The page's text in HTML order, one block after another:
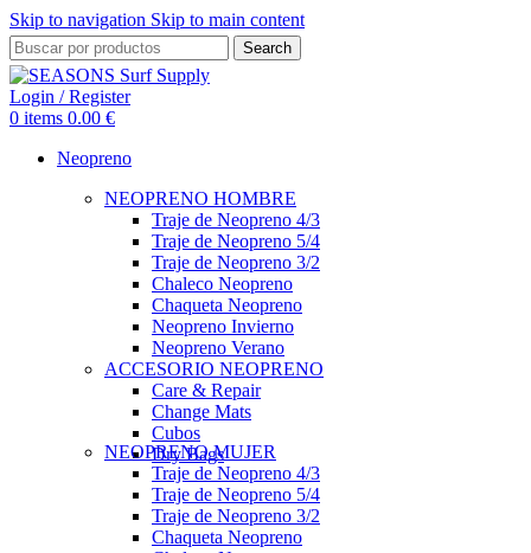
Skip to navigation Skip to main content
Search
Login / Register
0 items 0.00 €
Neopreno
NEOPRENO HOMBRE
Traje de Neopreno 4/3
Traje de Neopreno 5/4
Traje de Neopreno 3/2
Chaleco Neopreno
Chaqueta Neopreno
Neopreno Invierno
Neopreno Verano
ACCESORIO NEOPRENO
Care & Repair
Change Mats
Cubos
Dry Bags
NEOPRENO MUJER
Traje de Neopreno 4/3
Traje de Neopreno 5/4
Traje de Neopreno 3/2
Chaqueta Neopreno